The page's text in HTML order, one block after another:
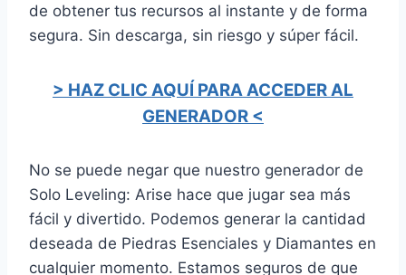
de obtener tus recursos al instante y de forma
segura. Sin descarga, sin riesgo y súper fácil.
> HAZ CLIC AQUÍ PARA ACCEDER AL
GENERADOR <
No se puede negar que nuestro generador de
Solo Leveling: Arise hace que jugar sea más
fácil y divertido. Podemos generar la cantidad
deseada de Piedras Esenciales y Diamantes en
cualquier momento. Estamos seguros de que